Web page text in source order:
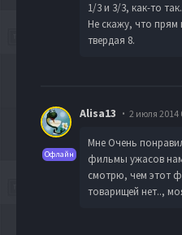
1/3 и 3/3, как-то так.
Не скажу, что прям
твердая 8.
Офлайн
Alisa13 2 июля 2014
Мне Очень
фильмы ужасов
смотрю, чем этот
товарищей нет..,